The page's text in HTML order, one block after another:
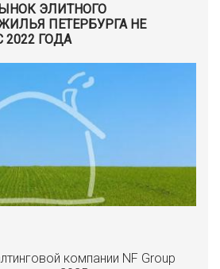
ЭЛИТНОГО
ПЕТЕРБУРГА НЕ
ГОДА
компании NF Group